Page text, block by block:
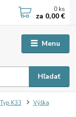
Menu
Hľadať
0 ks
za 0,00 €
Typ K33
Výška